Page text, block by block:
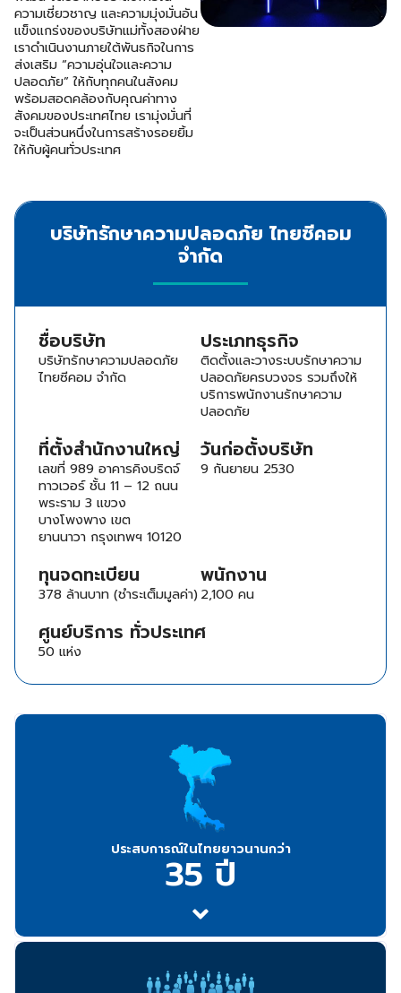
ความเชี่ยวชาญ และความมุ่งมั่นอัน
แข็งแกร่งของบริษัทแม่ทั้งสองฝ่าย
เราดำเนินงานภายใต้พันธกิจในการ
ส่งเสริม “ความอุ่นใจและความ
ปลอดภัย” ให้กับทุกคนในสังคม
พร้อมสอดคล้องกับคุณค่าทาง
สังคมของประเทศไทย เรามุ่งมั่นที่
จะเป็นส่วนหนึ่งในการสร้างรอยยิ้ม
ให้กับผู้คนทั่วประเทศ
บริษัทรักษาความปลอดภัย ไทยซีคอม
จำกัด
ชื่อบริษัท
บริษัทรักษาความปลอดภัย
ไทยซีคอม จำกัด
ประเภทธุรกิจ
ติดตั้งและวางระบบรักษาความ
ปลอดภัยครบวงจร รวมถึงให้
บริการพนักงานรักษาความ
ปลอดภัย
ที่ตั้งสำนักงานใหญ่
เลขที่ 989 อาคารคิงบริดจ์
ทาวเวอร์ ชั้น 11 – 12 ถนน
พระราม 3 แขวง
บางโพงพาง เขต
ยานนาวา กรุงเทพฯ 10120
วันก่อตั้งบริษัท
9 กันยายน 2530
ทุนจดทะเบียน
378 ล้านบาท (ชำระเต็มมูลค่า)
พนักงาน
2,100 คน
ศูนย์บริการ ทั่วประเทศ
50 แห่ง
ประสบการณ์ในไทยยาวนานกว่า
35 ปี